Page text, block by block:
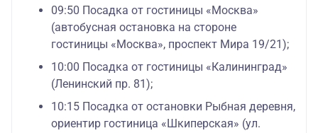
09:50 Посадка от гостиницы «Москва»
(автобусная остановка на стороне
гостиницы «Москва», проспект Мира 19/21);
10:00 Посадка от гостиницы «Калининград»
(Ленинский пр. 81);
10:15 Посадка от остановки Рыбная деревня,
ориентир гостиница «Шкиперская» (ул.